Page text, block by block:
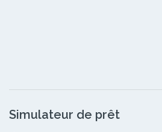
Simulateur de prêt